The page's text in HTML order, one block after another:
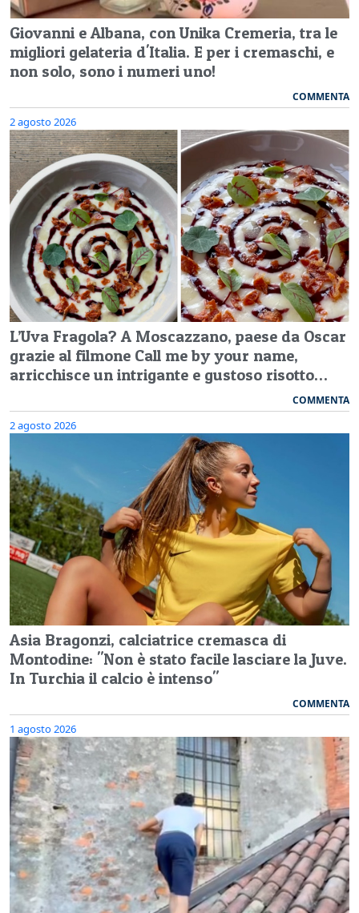
Giovanni e Albana, con Unika Cremeria, tra le
migliori gelateria d'Italia. E per i cremaschi, e
non solo, sono i numeri uno!
COMMENTA
2 agosto 2026
L’Uva Fragola? A Moscazzano, paese da Oscar
grazie al filmone Call me by your name,
arricchisce un intrigante e gustoso risotto…
COMMENTA
2 agosto 2026
Asia Bragonzi, calciatrice cremasca di
Montodine: "Non è stato facile lasciare la Juve.
In Turchia il calcio è intenso"
COMMENTA
1 agosto 2026